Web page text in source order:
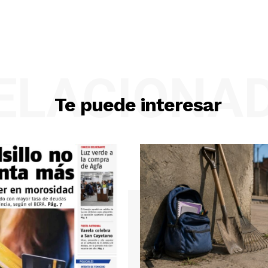
Te puede interesar